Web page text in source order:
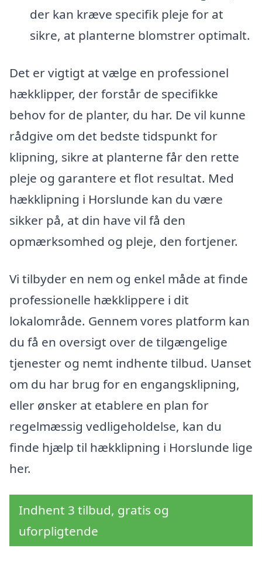
der kan kræve specifik pleje for at
sikre, at planterne blomstrer optimalt.
Det er vigtigt at vælge en professionel
hækklipper, der forstår de specifikke
behov for de planter, du har. De vil kunne
rådgive om det bedste tidspunkt for
klipning, sikre at planterne får den rette
pleje og garantere et flot resultat. Med
hækklipning i Horslunde kan du være
sikker på, at din have vil få den
opmærksomhed og pleje, den fortjener.
Vi tilbyder en nem og enkel måde at finde
professionelle hækklippere i dit
lokalområde. Gennem vores platform kan
du få en oversigt over de tilgængelige
tjenester og nemt indhente tilbud. Uanset
om du har brug for en engangsklipning,
eller ønsker at etablere en plan for
regelmæssig vedligeholdelse, kan du
finde hjælp til hækklipning i Horslunde lige
her.
Indhent 3 tilbud, gratis og
uforpligtende